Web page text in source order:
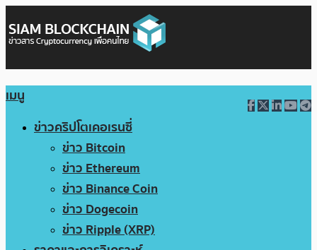
เมนู
ข่าวคริปโตเคอเรนซี่
ข่าว Bitcoin
ข่าว Ethereum
ข่าว Binance Coin
ข่าว Dogecoin
ข่าว Ripple (XRP)